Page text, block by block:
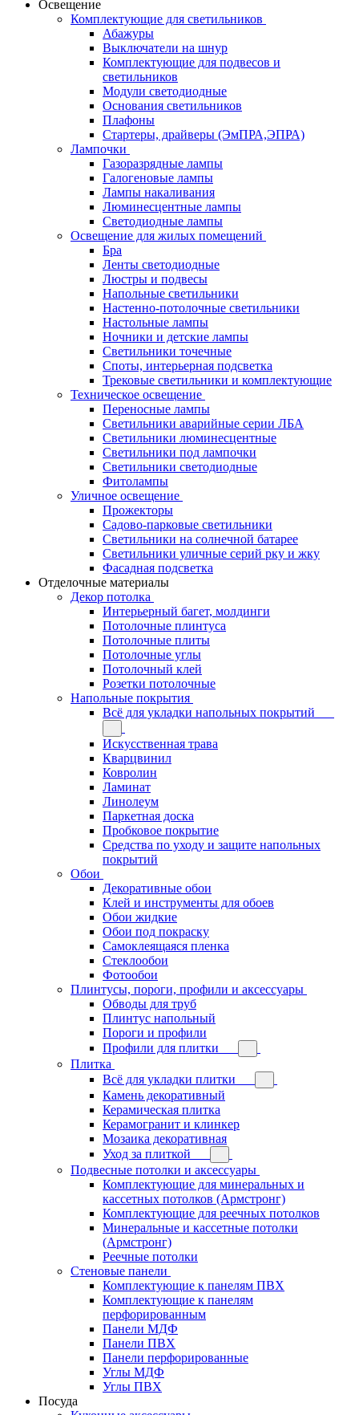
Освещение
Комплектующие для светильников
Абажуры
Выключатели на шнур
Комплектующие для подвесов и
светильников
Модули светодиодные
Основания светильников
Плафоны
Стартеры, драйверы (ЭмПРА,ЭПРА)
Лампочки
Газоразрядные лампы
Галогеновые лампы
Лампы накаливания
Люминесцентные лампы
Светодиодные лампы
Освещение для жилых помещений
Бра
Ленты светодиодные
Люстры и подвесы
Напольные светильники
Настенно-потолочные светильники
Настольные лампы
Ночники и детские лампы
Светильники точечные
Споты, интерьерная подсветка
Трековые светильники и комплектующие
Техническое освещение
Переносные лампы
Светильники аварийные серии ЛБА
Светильники люминесцентные
Светильники под лампочки
Светильники светодиодные
Фитолампы
Уличное освещение
Прожекторы
Садово-парковые светильники
Светильники на солнечной батарее
Светильники уличные серий рку и жку
Фасадная подсветка
Отделочные материалы
Декор потолка
Интерьерный багет, молдинги
Потолочные плинтуса
Потолочные плиты
Потолочные углы
Потолочный клей
Розетки потолочные
Напольные покрытия
Всё для укладки напольных покрытий
Искусственная трава
Кварцвинил
Ковролин
Ламинат
Линолеум
Паркетная доска
Пробковое покрытие
Средства по уходу и защите напольных
покрытий
Обои
Декоративные обои
Клей и инструменты для обоев
Обои жидкие
Обои под покраску
Самоклеящаяся пленка
Стеклообои
Фотообои
Плинтусы, пороги, профили и аксессуары
Обводы для труб
Плинтус напольный
Пороги и профили
Профили для плитки
Плитка
Всё для укладки плитки
Камень декоративный
Керамическая плитка
Керамогранит и клинкер
Мозаика декоративная
Уход за плиткой
Подвесные потолки и аксессуары
Комплектующие для минеральных и
кассетных потолков (Армстронг)
Комплектующие для реечных потолков
Минеральные и кассетные потолки
(Армстронг)
Реечные потолки
Стеновые панели
Комплектующие к панелям ПВХ
Комплектующие к панелям
перфорированным
Панели МДФ
Панели ПВХ
Панели перфорированные
Углы МДФ
Углы ПВХ
Посуда